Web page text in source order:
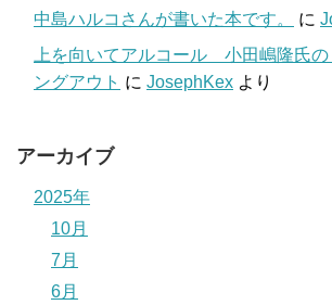
中島ハルコさんが書いた本です。
に
上を向いてアルコール 小田嶋隆氏の
ングアウト に JosephKex より
アーカイブ
2025年
10月
7月
6月